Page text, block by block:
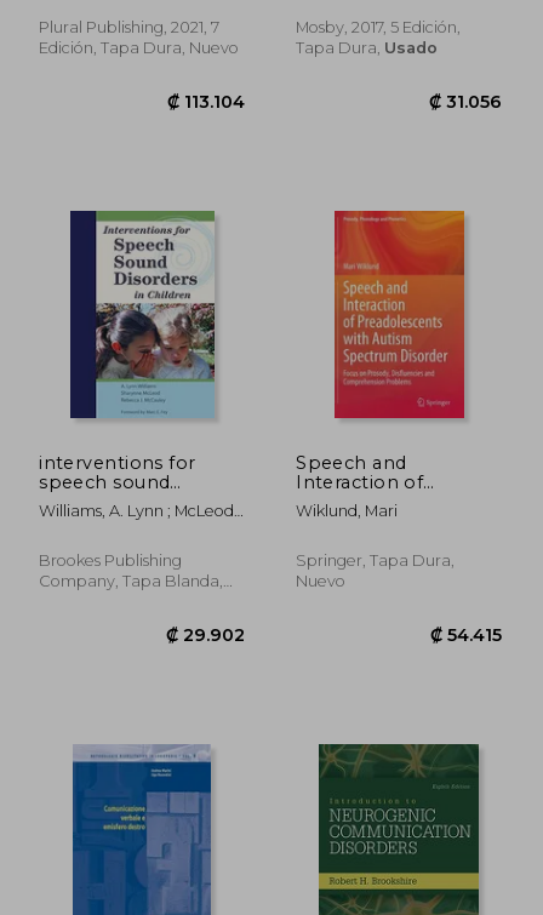
Plural Publishing, 2021, 7
Edición, Tapa Dura, Nuevo
₡ 113.104
Reading, Writing, and
Communicating (en
Carolyn Gosse
Mosby, 2017, 5 Edición,
Tapa Dura, Usado
₡
interventions for
speech sound
disorders in children
(en Inglés)
Williams, A. Lynn ; McLeod,
Rebecca J.
Brookes Publishing
Company, Tapa Blanda,
Speech and
Interaction of
Preadolescents with
Autism Spectrum
Prosody, Disfluencies
and Comprehension
Wiklund, Mari
Springer, Tapa Dura,
Nuevo